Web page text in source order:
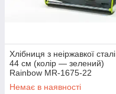
Хлібниця з неіржавкої сталі
44 см (колір — зелений)
Rainbow MR-1675-22
Немає в наявності